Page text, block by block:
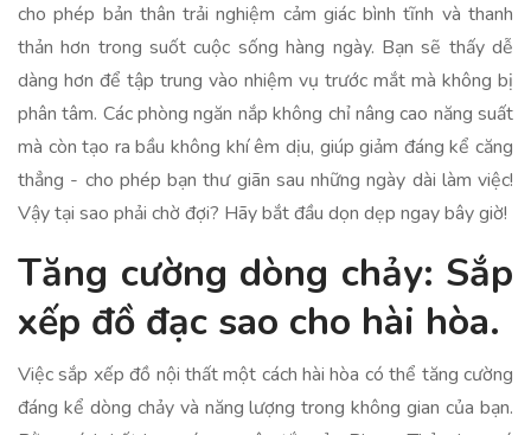
cho phép bản thân trải nghiệm cảm giác bình tĩnh và thanh
thản hơn trong suốt cuộc sống hàng ngày. Bạn sẽ thấy dễ
dàng hơn để tập trung vào nhiệm vụ trước mắt mà không bị
phân tâm. Các phòng ngăn nắp không chỉ nâng cao năng suất
mà còn tạo ra bầu không khí êm dịu, giúp giảm đáng kể căng
thẳng - cho phép bạn thư giãn sau những ngày dài làm việc!
Vậy tại sao phải chờ đợi? Hãy bắt đầu dọn dẹp ngay bây giờ!
Tăng cường dòng chảy: Sắp
xếp đồ đạc sao cho hài hòa.
Việc sắp xếp đồ nội thất một cách hài hòa có thể tăng cường
đáng kể dòng chảy và năng lượng trong không gian của bạn.